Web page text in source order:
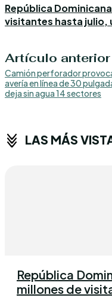
República
visitantes hasta julio,
Artículo anterior
Camión perforador
avería en línea de 30
deja sin agua 14 sectores
LAS MÁS
República
millones de